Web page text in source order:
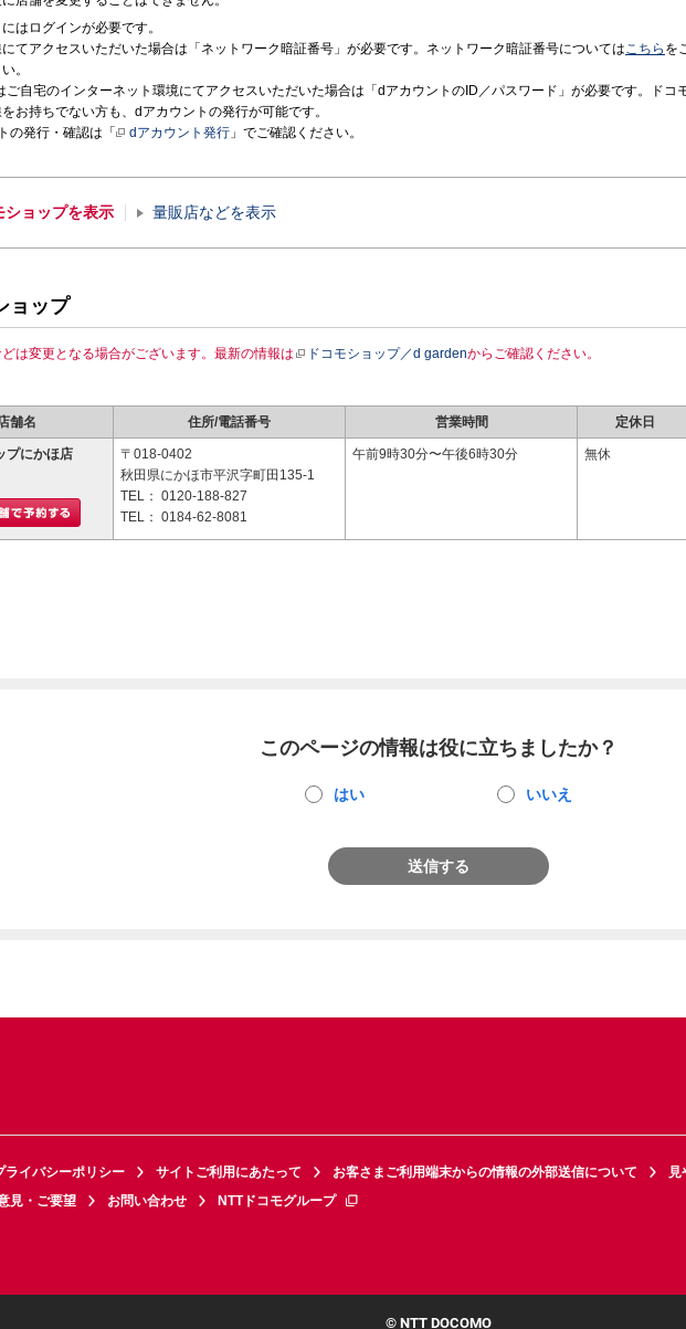
はログインが必要です。
にてアクセスいただいた場合は「ネットワーク暗証番号」が必要です。ネットワーク暗証番号についてはこちら を
。
ご自宅のインターネット環境にてアクセスいただいた場合は「dアカウントのID／パスワード」が必要です。ドコ
お持ちでない方も、dアカウントの発行が可能です。
の発行・確認は「
dアカウント発行 」でご確認ください。
ショップを表示 量販店などを表示
ョップ
は変更となる場合がございます。最新の情報は ドコモショップ／d gardenからご確認ください。
舗名 住所/電話番号 営業時間 定休日
プにかほ店
〒018-0402
秋田県にかほ市平沢字町田135-1
TEL： 0120-188-827
TEL： 0184-62-8081
午前9時30分〜午後6時30分 無休
このページの情報は役に立ちましたか？
はい いいえ
送信する
ライバシーポリシー サイトご利用にあたって お客さまご利用端末からの情報の外部送信について
見
見・ご要望 お問い合わせ NTTドコモグループ
© NTT DOCOMO